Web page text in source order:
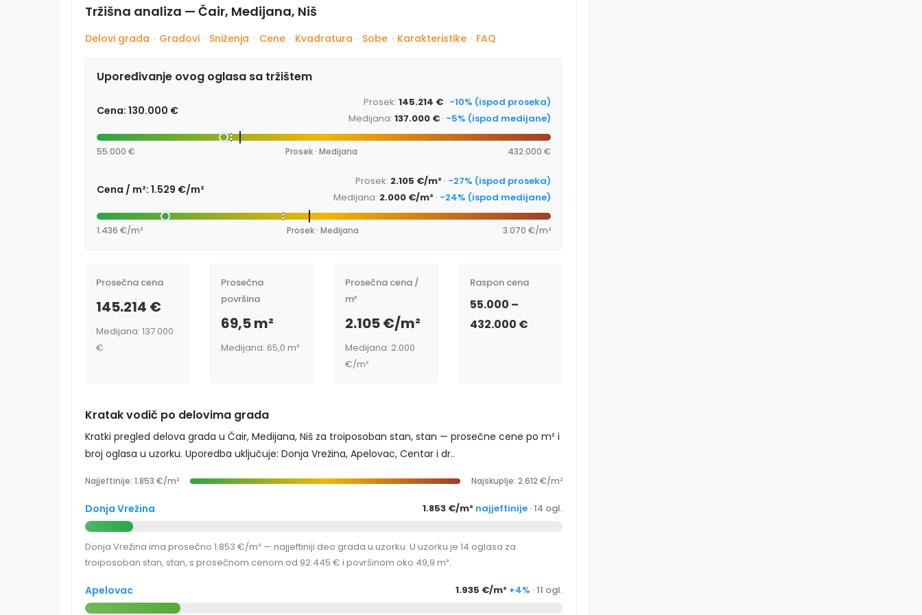
Tržišna analiza — Čair, Medijana, Niš
Delovi grada · Gradovi · Sniženja · Cene · Kvadratura · Sobe · Karakteristike · FAQ
Upoređivanje ovog oglasa sa tržištem
Cena: 130.000 €
Prosek: 145.214 € · -10% (ispod proseka)
Medijana: 137.000 € · -5% (ispod medijane)
55.000 € Prosek · Medijana 432.000 €
Cena / m²: 1.529 €/m²
Prosek: 2.105 €/m² · -27% (ispod proseka)
Medijana: 2.000 €/m² · -24% (ispod medijane)
1.436 €/m² Prosek · Medijana 3.070 €/m²
Prosečna cena
145.214 €
Medijana: 137.000
€
Prosečna
površina
69,5 m²
Medijana: 65,0 m²
Prosečna cena /
m²
2.105 €/m²
Medijana: 2.000
€/m²
Raspon cena
55.000 –
432.000 €
Kratak vodič po delovima grada
Kratki pregled delova grada u Čair, Medijana, Niš za troiposoban stan, stan — prosečne cene po m² i
broj oglasa u uzorku. Uporedba uključuje: Donja Vrežina, Apelovac, Centar i dr..
Najjeftinije: 1.853 €/m² Najskuplje: 2.612 €/m²
Donja Vrežina 1.853 €/m² najjeftinije · 14 ogl.
Donja Vrežina ima prosečno 1.853 €/m² — najjeftiniji deo grada u uzorku. U uzorku je 14 oglasa za
troiposoban stan, stan, s prosečnom cenom od 92.445 € i površinom oko 49,9 m².
Apelovac 1.935 €/m² +4% · 11 ogl.